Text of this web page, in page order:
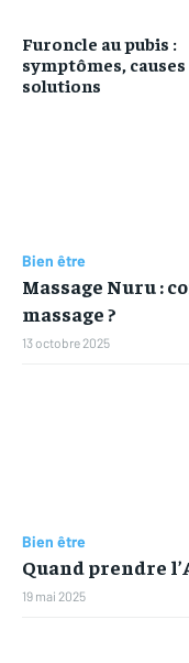
Furoncle au pubis :
symptômes,
solutions
Bien être
Massage Nuru :
massage ?
13 octobre 2025
Bien être
Quand prendre
19 mai 2025